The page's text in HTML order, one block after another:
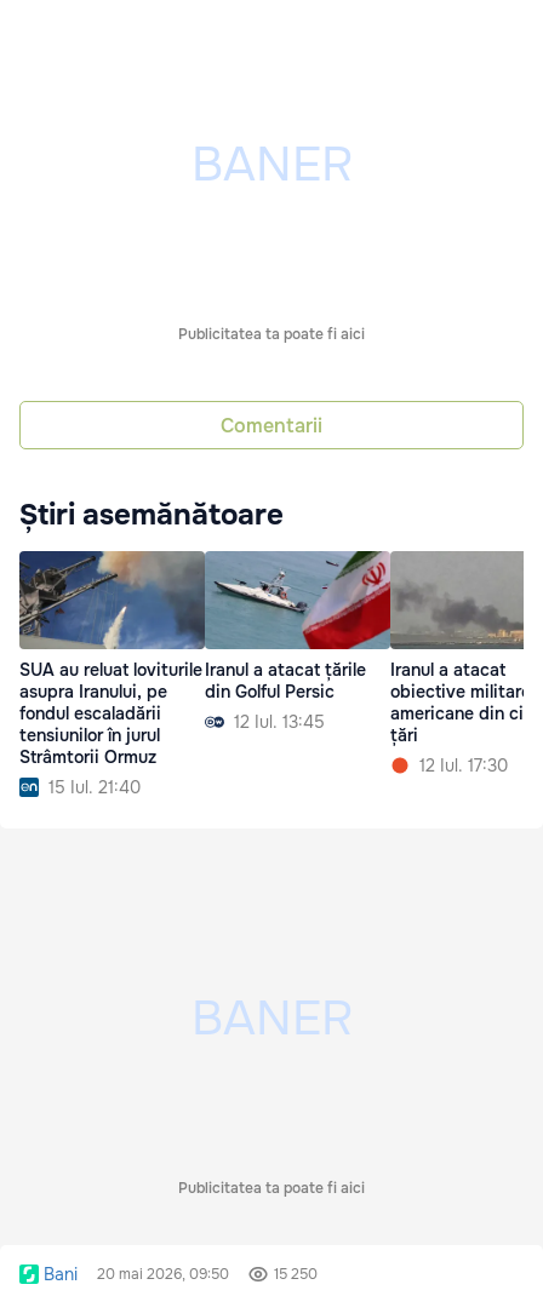
Publicitatea ta poate fi aici
Comentarii
Știri asemănătoare
SUA au reluat loviturile
asupra Iranului, pe
fondul escaladării
tensiunilor în jurul
Strâmtorii Ormuz
15 Iul. 21:40
Iranul a atacat țările
din Golful Persic
12 Iul. 13:45
Iranul a atacat
obiective militare
americane din
țări
12 Iul. 17:30
Publicitatea ta poate fi aici
Bani 20 mai 2026, 09:50 15 250